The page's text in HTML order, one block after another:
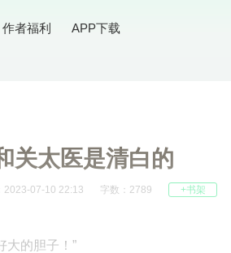
作者福利 APP下载
关太医是清白的
2023-07-10 22:13 字数：2789 +书架
大的胆子！”